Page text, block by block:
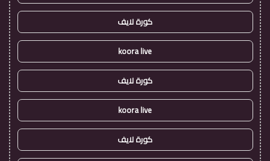
كورة لايف
koora live
كورة لايف
koora live
كورة لايف